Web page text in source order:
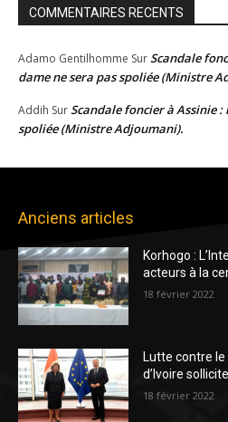
COMMENTAIRES RECENTS
Adamo Gentilhomme SurScandale
dame ne sera pas spoliée (Ministre
Addih SurScandale foncier à Assinie
spoliée (Ministre Adjoumani).
Anciens articles
Korhogo :
acteurs à la
18 février 2022
Lutte contre
d’Ivoire
18 février 2022